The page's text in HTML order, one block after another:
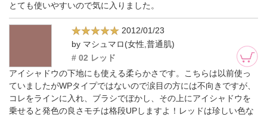
とても使いやすいので気に入りました。
2012/01/23
by マシュマロ(女性,普通肌)
# 02 レッド
アイシャドウの下地にも使える柔らかさです。こちらは以前使っ
ていましたがWPタイプではないので涙目の方には不向きですが、
コレをラインに入れ、ブラシでぼかし、その上にアイシャドウを
乗せると発色の良さモチは格段UPしますよ！レッドは珍しい色な